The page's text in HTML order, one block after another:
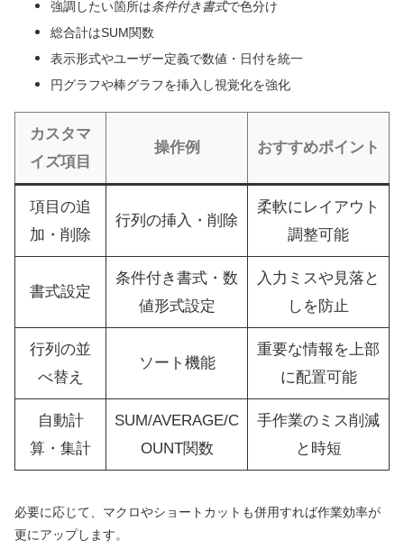
強調したい箇所は条件付き書式で色分け
総合計はSUM関数
表示形式やユーザー定義で数値・日付を統一
円グラフや棒グラフを挿入し視覚化を強化
カスタマ
イズ項目
操作例 おすすめポイント
項目の追
加・削除
行列の挿入・削除
柔軟にレイアウト
調整可能
書式設定
条件付き書式・数
値形式設定
入力ミスや見落と
しを防止
行列の並
べ替え
ソート機能
重要な情報を上部
に配置可能
自動計
算・集計
SUM/AVERAGE/C
OUNT関数
手作業のミス削減
と時短
必要に応じて、マクロやショートカットも併用すれば作業効率が
更にアップします。